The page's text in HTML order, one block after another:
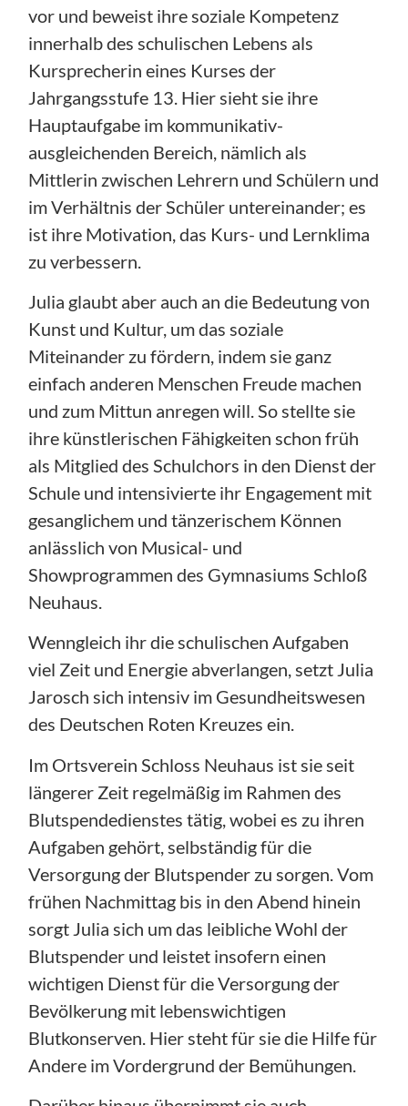
vor und beweist ihre soziale Kompetenz
innerhalb des schulischen Lebens als
Kursprecherin eines Kurses der
Jahrgangsstufe 13. Hier sieht sie ihre
Hauptaufgabe im kommunikativ-
ausgleichenden Bereich, nämlich als
Mittlerin zwischen Lehrern und Schülern und
im Verhältnis der Schüler untereinander; es
ist ihre Motivation, das Kurs- und Lernklima
zu verbessern.
Julia glaubt aber auch an die Bedeutung von
Kunst und Kultur, um das soziale
Miteinander zu fördern, indem sie ganz
einfach anderen Menschen Freude machen
und zum Mittun anregen will. So stellte sie
ihre künstlerischen Fähigkeiten schon früh
als Mitglied des Schulchors in den Dienst der
Schule und intensivierte ihr Engagement mit
gesanglichem und tänzerischem Können
anlässlich von Musical- und
Showprogrammen des Gymnasiums Schloß
Neuhaus.
Wenngleich ihr die schulischen Aufgaben
viel Zeit und Energie abverlangen, setzt Julia
Jarosch sich intensiv im Gesundheitswesen
des Deutschen Roten Kreuzes ein.
Im Ortsverein Schloss Neuhaus ist sie seit
längerer Zeit regelmäßig im Rahmen des
Blutspendedienstes tätig, wobei es zu ihren
Aufgaben gehört, selbständig für die
Versorgung der Blutspender zu sorgen. Vom
frühen Nachmittag bis in den Abend hinein
sorgt Julia sich um das leibliche Wohl der
Blutspender und leistet insofern einen
wichtigen Dienst für die Versorgung der
Bevölkerung mit lebenswichtigen
Blutkonserven. Hier steht für sie die Hilfe für
Andere im Vordergrund der Bemühungen.